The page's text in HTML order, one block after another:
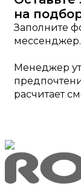
на
Заполните
мессенджер.
Менеджер
расчитает